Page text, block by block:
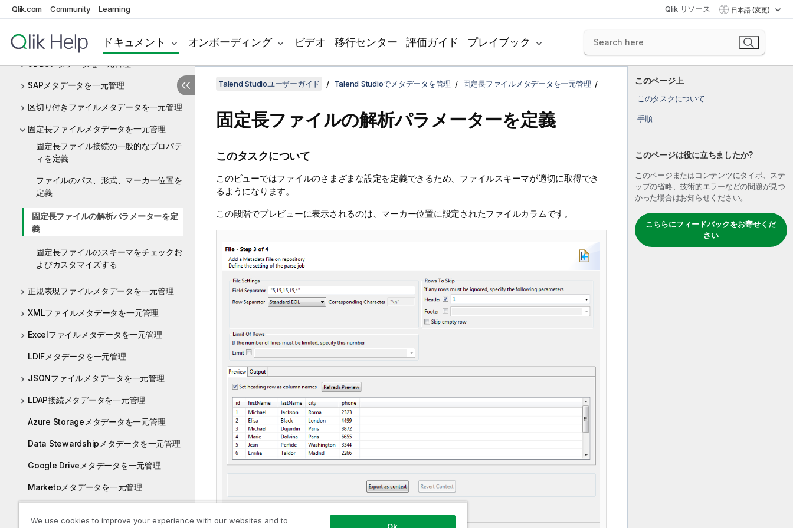
Qlik.com Community Learning Qlik リソース 日本語 (変更)
ドキュメント オンボーディング ビデオ 移行センター 評価ガイド プレイブック
目的
データベースメタデータを一元管理
JDBCメタデータを一元管理
SAPメタデータを一元管理
区切り付きファイルメタデータを一元管理
固定長ファイルメタデータを一元管理
固定長ファイル接続の一般的なプロパテ
ィを定義
ファイルのパス、形式、マーカー位置を
定義
固定長ファイルの解析パラメーターを定
義
固定長ファイルのスキーマをチェックお
よびカスタマイズする
正規表現ファイルメタデータを一元管理
XMLファイルメタデータを一元管理
Excelファイルメタデータを一元管理
LDIFメタデータを一元管理
JSONファイルメタデータを一元管理
LDAP接続メタデータを一元管理
Azure Storageメタデータを一元管理
Data Stewardshipメタデータを一元管理
Google Driveメタデータを一元管理
Marketoメタデータを一元管理
このページ上
このタスクについて
手順
このページは役に立ちましたか?
このページまたはコンテンツにタイポ、ステ
ップの省略、技術的エラーなどの問題が見つ
かった場合はお知らせください。
こちらにフィードバックをお寄せくだ
さい
Talend Studioユーザーガイド Talend Studioでメタデータを管理 固定長ファイルメタデータを一元管理
固定長ファイルの解析パラメーターを定義
このタスクについて
このビューではファイルのさまざまな設定を定義できるため、ファイルスキーマが適切に取得でき
るようになります。
この段階でプレビューに表示されるのは、マーカー位置に設定されたファイルカラムです。
We use cookies to improve your experience with our websites and to